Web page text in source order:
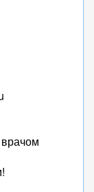
врачом